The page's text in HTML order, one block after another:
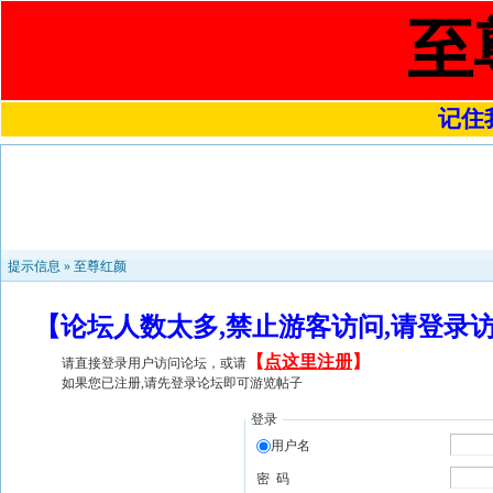
至
记住
提示信息 » 至尊红颜
【论坛人数太多,禁止游客访问,请登
请直接登录用户访问论坛，或请 【 点这里注册】
如果您已注册,请先登录论坛即可游览帖子
登录
用户名
密 码